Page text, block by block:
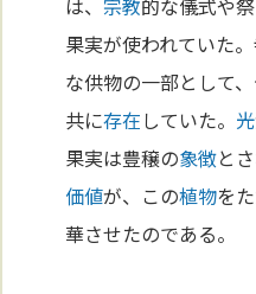
は、 宗教的な儀式や
果実が使われていた
な供物の一部として
共に存在していた。 光
果実は豊穣の象徴と
価値が、この植物を
華させたのである。